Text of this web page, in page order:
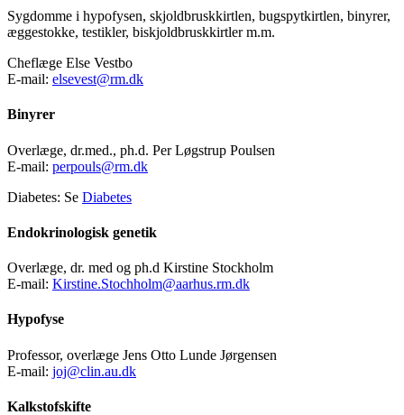
Sygdomme i hypofysen, skjoldbruskkirtlen, bugspytkirtlen, binyrer,
æggestokke, testikler, biskjoldbruskkirtler m.m.
Cheflæge Else Vestbo
E-mail: elsevest@rm.dk
Binyrer
Overlæge, dr.med., ph.d. Per Løgstrup Poulsen
E-mail: perpouls@rm.dk
Diabetes: Se Diabetes
Endokrinologisk genetik
Overlæge, dr. med og ph.d Kirstine Stockholm
E-mail: Kirstine.Stochholm@aarhus.rm.dk
Hypofyse
Professor, overlæge Jens Otto Lunde Jørgensen
E-mail: joj@clin.au.dk
Kalkstofskifte